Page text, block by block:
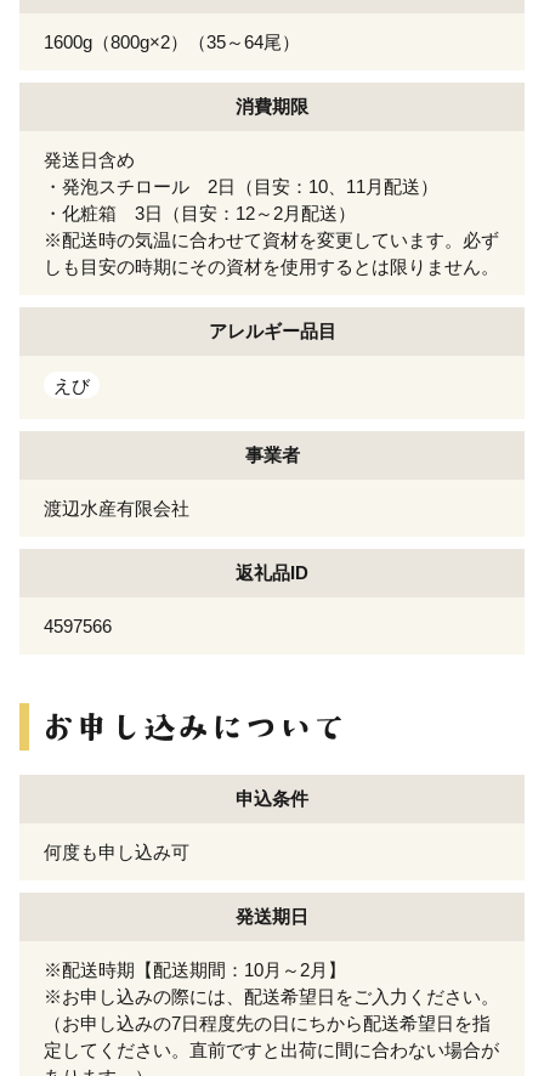
1600g（800g×2）（35～64尾）
消費期限
発送日含め
・発泡スチロール 2日（目安：10、11月配送）
・化粧箱 3日（目安：12～2月配送）
※配送時の気温に合わせて資材を変更しています。必ず
しも目安の時期にその資材を使用するとは限りません。
アレルギー品目
えび
事業者
渡辺水産有限会社
返礼品ID
4597566
申込条件
何度も申し込み可
発送期日
※配送時期【配送期間：10月～2月】
※お申し込みの際には、配送希望日をご入力ください。
（お申し込みの7日程度先の日にちから配送希望日を指
定してください。直前ですと出荷に間に合わない場合が